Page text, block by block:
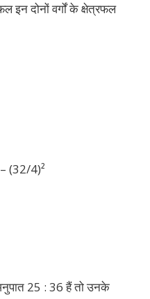
इन दोनों वर्गों के क्षेत्रफल
(32/4)²
25 : 36 हैं तो उनके